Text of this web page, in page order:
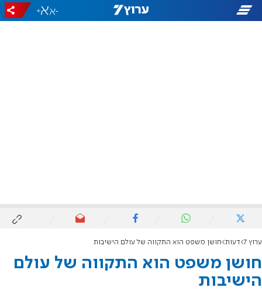
-
+
ערוץ 7 דעות חושן משפט הוא התקווה של עולם הישיבות
חושן משפט הוא התקווה של עולם
הישיבות